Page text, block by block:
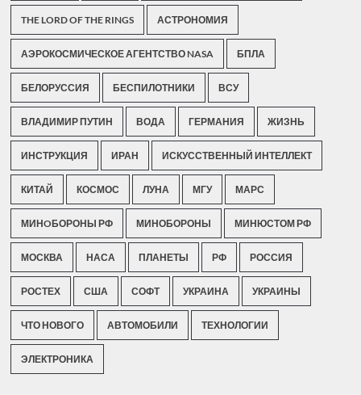
THE LORD OF THE RINGS АСТРОНОМИЯ
АЭРОКОСМИЧЕСКОЕ АГЕНТСТВО NASA БПЛА
БЕЛОРУССИЯ БЕСПИЛОТНИКИ ВСУ
ВЛАДИМИР ПУТИН ВОДА ГЕРМАНИЯ ЖИЗНЬ
ИНСТРУКЦИЯ ИРАН ИСКУССТВЕННЫЙ ИНТЕЛЛЕКТ
КИТАЙ КОСМОС ЛУНА МГУ МАРС
МИНOБОРОНЫ РФ МИНОБОРОНЫ МИНЮСТОМ РФ
МОСКВА НАСА ПЛАНЕТЫ РФ РОССИЯ
РОСТЕХ США СОФТ УКРАИНА УКРАИНЫ
ЧТО НОВОГО АВТОМОБИЛИ ТЕХНОЛОГИИ
ЭЛЕКТРОНИКА